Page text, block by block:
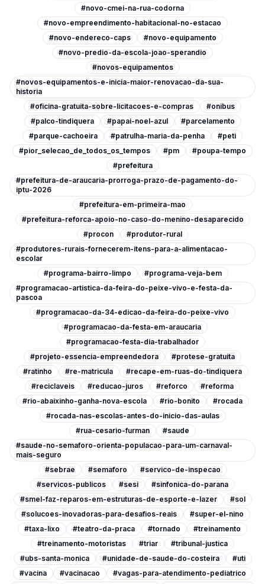
#novo-cmei-na-rua-codorna
#novo-empreendimento-habitacional-no-estacao
#novo-endereco-caps
#novo-equipamento
#novo-predio-da-escola-joao-sperandio
#novos-equipamentos
#novos-equipamentos-e-inicia-maior-renovacao-da-sua-
historia
#oficina-gratuita-sobre-licitacoes-e-compras
#onibus
#palco-tindiquera
#papai-noel-azul
#parcelamento
#parque-cachoeira
#patrulha-maria-da-penha
#peti
#pior_selecao_de_todos_os_tempos
#pm
#poupa-tempo
#prefeitura
#prefeitura-de-araucaria-prorroga-prazo-de-pagamento-do-
iptu-2026
#prefeitura-em-primeira-mao
#prefeitura-reforca-apoio-no-caso-do-menino-desaparecido
#procon
#produtor-rural
#produtores-rurais-fornecerem-itens-para-a-alimentacao-
escolar
#programa-bairro-limpo
#programa-veja-bem
#programacao-artistica-da-feira-do-peixe-vivo-e-festa-da-
pascoa
#programacao-da-34-edicao-da-feira-do-peixe-vivo
#programacao-da-festa-em-araucaria
#programacao-festa-dia-trabalhador
#projeto-essencia-empreendedora
#protese-gratuita
#ratinho
#re-matricula
#recape-em-ruas-do-tindiquera
#reciclaveis
#reducao-juros #reforco
#reforma
#rio-abaixinho-ganha-nova-escola
#rio-bonito
#rocada
#rocada-nas-escolas-antes-do-inicio-das-aulas
#rua-cesario-furman
#saude
#saude-no-semaforo-orienta-populacao-para-um-carnaval-
mais-seguro
#sebrae
#semaforo
#servico-de-inspecao
#servicos-publicos
#sesi
#sinfonica-do-parana
#smel-faz-reparos-em-estruturas-de-esporte-e-lazer
#sol
#solucoes-inovadoras-para-desafios-reais
#super-el-nino
#taxa-lixo
#teatro-da-praca #tornado
#treinamento
#treinamento-motoristas
#triar
#tribunal-justica
#ubs-santa-monica
#unidade-de-saude-do-costeira
#uti
#vacina
#vacinacao
#vagas-para-atendimento-pediatrico